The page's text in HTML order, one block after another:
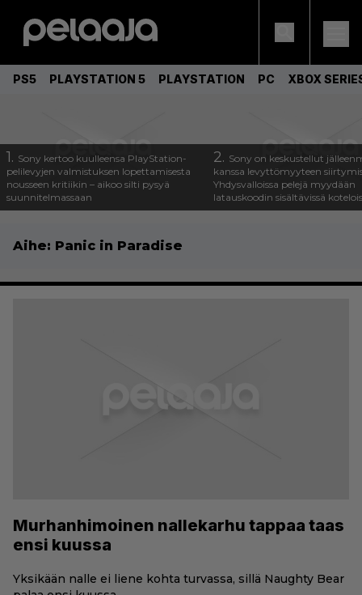
PS5 PLAYSTATION 5 PLAYSTATION PC XBOX
1. Sony kertoo kuulleensa PlayStation-
pelilevyjen valmistuksen lopettamisesta
nousseen kritiikin – aikoo silti pysyä
suunnitelmassaan
2. Sony on keskustellut
kanssa levyttömyyteen
Yhdysvalloissa pelejä myydään
latauskoodin sisältävissä
Aihe: Panic in Paradise
Murhanhimoinen nallekarhu tappaa taas
ensi kuussa
Yksikään nalle ei liene kohta turvassa, sillä Naughty Bear